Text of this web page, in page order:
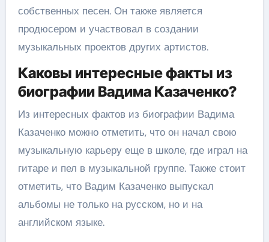
собственных песен. Он также является
продюсером и участвовал в создании
музыкальных проектов других артистов.
Каковы интересные факты из
биографии Вадима Казаченко?
Из интересных фактов из биографии Вадима
Казаченко можно отметить, что он начал свою
музыкальную карьеру еще в школе, где играл на
гитаре и пел в музыкальной группе. Также стоит
отметить, что Вадим Казаченко выпускал
альбомы не только на русском, но и на
английском языке.